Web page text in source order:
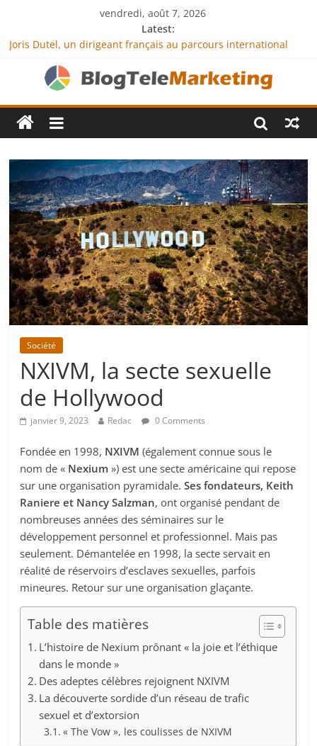
vendredi, août 7, 2026
Latest:
Joris Dutel, un dirigeant français au parcours international
Agria Assurance Animaux : comment l’entreprise se
démarque-t-elle de la concurrence ?
JCA Academy : l’excellence au service de l’indépendance
financière
Denis Bouclon : la diplomatie éducative comme moteur de
Next Terra International : des solutions logistiques au service
du commerce international
Société
NXIVM, la secte sexuelle
de Hollywood
janvier 9, 2023 Redac 0 Comments
Fondée en 1998, NXIVM (également connue sous le
nom de « Nexium ») est une secte américaine qui repose
sur une organisation pyramidale.Ses fondateurs, Keith
Raniere et Nancy Salzman, ont organisé pendant de
nombreuses années des séminaires sur le
développement personnel et professionnel. Mais pas
seulement. Démantelée en 1998, la secte servait en
réalité de réservoirs d’esclaves sexuelles, parfois
mineures. Retour sur une organisation glaçante.
Table des matières
L’histoire de Nexium prônant « la joie et l’éthique
dans le monde »
Des adeptes célèbres rejoignent NXIVM
La découverte sordide d’un réseau de trafic
sexuel et d’extorsion
« The Vow », les coulisses de NXIVM